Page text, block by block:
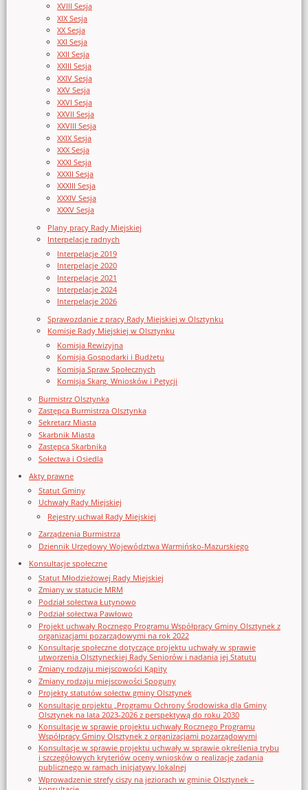
XVIII Sesja
XIX Sesja
XX Sesja
XXI Sesja
XXII Sesja
XXIII Sesja
XXIV Sesja
XXV Sesja
XXVI Sesja
XXVII Sesja
XXVIII Sesja
XXIX Sesja
XXX Sesja
XXXI Sesja
XXXII Sesja
XXXIII Sesja
XXXIV Sesja
XXXV Sesja
Plany pracy Rady Miejskiej
Interpelacje radnych
Interpelacje 2019
Interpelacje 2020
Interpelacje 2021
Interpelacje 2024
Interpelacje 2026
Sprawozdanie z pracy Rady Miejskiej w Olsztynku
Komisje Rady Miejskiej w Olsztynku
Komisja Rewizyjna
Komisja Gospodarki i Budżetu
Komisja Spraw Społecznych
Komisja Skarg, Wniosków i Petycji
Burmistrz Olsztynka
Zastępca Burmistrza Olsztynka
Sekretarz Miasta
Skarbnik Miasta
Zastępca Skarbnika
Sołectwa i Osiedla
Akty prawne
Statut Gminy
Uchwały Rady Miejskiej
Rejestry uchwał Rady Miejskiej
Zarządzenia Burmistrza
Dziennik Urzędowy Województwa Warmińsko-Mazurskiego
Konsultacje społeczne
Statut Młodzieżowej Rady Miejskiej
Zmiany w statucie MRM
Podział sołectwa Łutynowo
Podział sołectwa Pawłowo
Projekt uchwały Rocznego Programu Współpracy Gminy Olsztynek z
organizacjami pozarządowymi na rok 2022
Konsultacje społeczne dotyczące projektu uchwały w sprawie
utworzenia Olsztyneckiej Rady Seniorów i nadania jej Statutu
Zmiany rodzaju miejscowości Kąpity
Zmiany rodzaju miejscowości Spoguny
Projekty statutów sołectw gminy Olsztynek
Konsultacje projektu „Programu Ochrony Środowiska dla Gminy
Olsztynek na lata 2023-2026 z perspektywą do roku 2030
Konsultacje w sprawie projektu uchwały Rocznego Programu
Współpracy Gminy Olsztynek z organizacjami pozarządowymi
Konsultacje w sprawie projektu uchwały w sprawie określenia trybu
i szczegółowych kryteriów oceny wniosków o realizację zadania
publicznego w ramach inicjatywy lokalnej
Wprowadzenie strefy ciszy na jeziorach w gminie Olsztynek –